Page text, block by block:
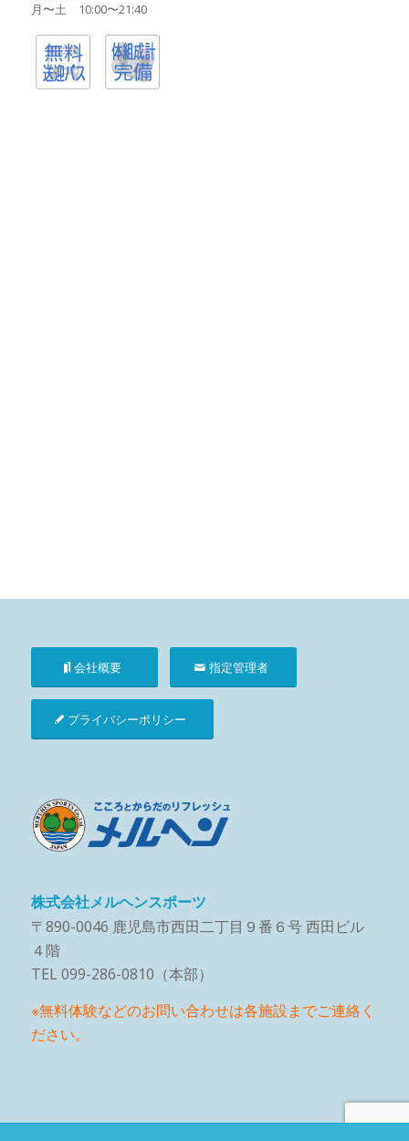
月〜土 10:00〜21:40
会社概要 指定管理者
プライバシーポリシー
株式会社メルヘンスポーツ
〒890-0046 鹿児島市西田二丁目９番６号 西田ビル
４階
TEL 099-286-0810（本部）
※無料体験などのお問い合わせは各施設までご連絡く
ださい。